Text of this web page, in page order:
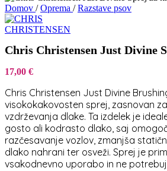
Domov / Oprema / Razstave psov
Chris Christensen Just Divine
17,00 €
Chris Christensen Just Divine
visokokakovosten sprej, zasnovan
vzdrževanja dlake. Ta izdelek je
gosto ali kodrasto dlako, saj
razčesavanje vozlov, zmanjša
dlako nahrani ter osveži. Sprej je
vsakodnevno uporabo in ne